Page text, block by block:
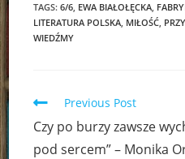
TAGS:6/6 EWA BIAŁOŁĘCKA
LITERATURA POLSKA MIŁOŚĆ
WIEDŹMY
Read
articles
Previous Post
Czy po burzy zawsze
pod sercem” – Monika